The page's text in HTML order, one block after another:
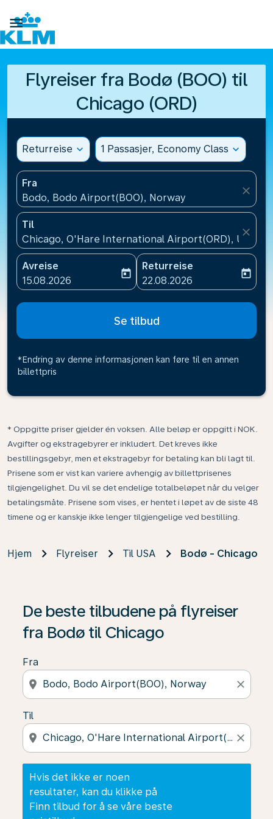

Flyreiser fra Bodø (BOO) til
Chicago (ORD)
Returreise expand_more 1 Passasjer, Economy Class expand_more
Fra
Bodo, Bodo Airport(BOO), Norway
close
Til
Chicago, O'Hare International Airport(ORD), USA
close
Avreise
fc-booking-departure-date-aria-label
15.08.2026
today
Returreise
fc-booking-return-date-
22.08.2026
today
Se tilbud
*Endring av denne informasjonen kan føre til en annen
billettpris
* Oppgitte priser gjelder én voksen. Alle beløp er oppgitt i NOK.
Avgifter og ekstragebyrer er inkludert. Det kreves ikke
bestillingsgebyr, men et ekstragebyr for betaling kan bli lagt til.
Prisene som er vist kan variere avhengig av billettprisenes
tilgjengelighet. Du vil se det endelige totalbeløpet når du velger
betalingsmåte. Prisene som vises, er hentet i løpet av de siste 48
timene og er kanskje ikke lenger tilgjengelige ved bestilling.
Hjem Flyreiser Til USA Bodø - Chicago
De beste tilbudene på flyreiser
fra Bodø til Chicago
Fra
location_on close
Til
location_on close
Hvis det ikke er noen
resultater, kan du klikke på
Finn tilbud for å se våre beste
Hvis det ikke er noen resultater, kan du klikke på